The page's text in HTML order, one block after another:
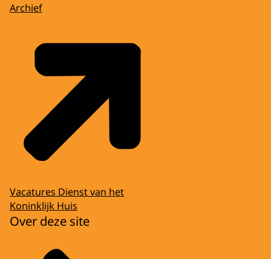
Archief
Vacatures Dienst van het
Koninklijk Huis
Over deze site